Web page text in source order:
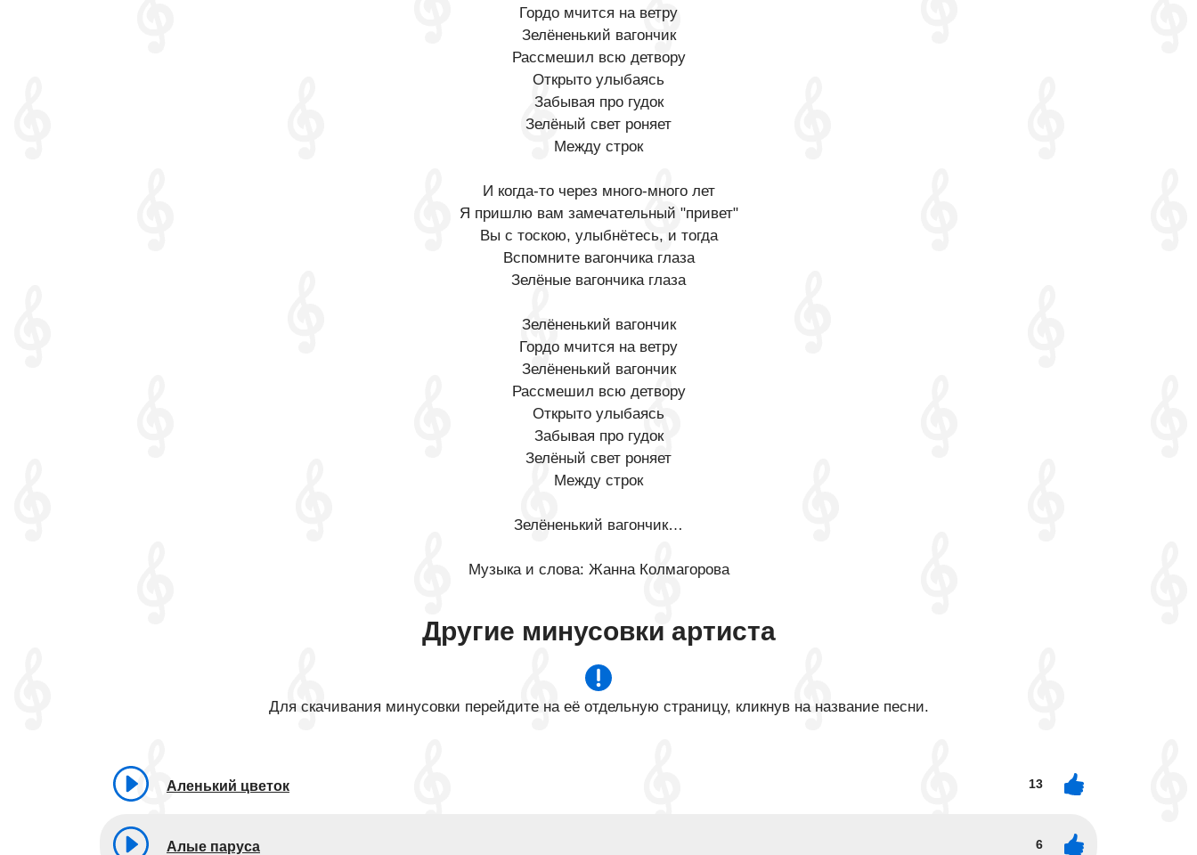
Гордо мчится на ветру
Зелёненький вагончик
Рассмешил всю детвору
Открыто улыбаясь
Забывая про гудок
Зелёный свет роняет
Между строк
И когда-то через много-много лет
Я пришлю вам замечательный "привет"
Вы с тоскою, улыбнётесь, и тогда
Вспомните вагончика глаза
Зелёные вагончика глаза
Зелёненький вагончик
Гордо мчится на ветру
Зелёненький вагончик
Рассмешил всю детвору
Открыто улыбаясь
Забывая про гудок
Зелёный свет роняет
Между строк
Зелёненький вагончик…
Музыка и слова: Жанна Колмагорова
Другие минусовки артиста
Для скачивания минусовки перейдите на её отдельную страницу, кликнув на название песни.
Аленький цветок 13
Алые паруса 6